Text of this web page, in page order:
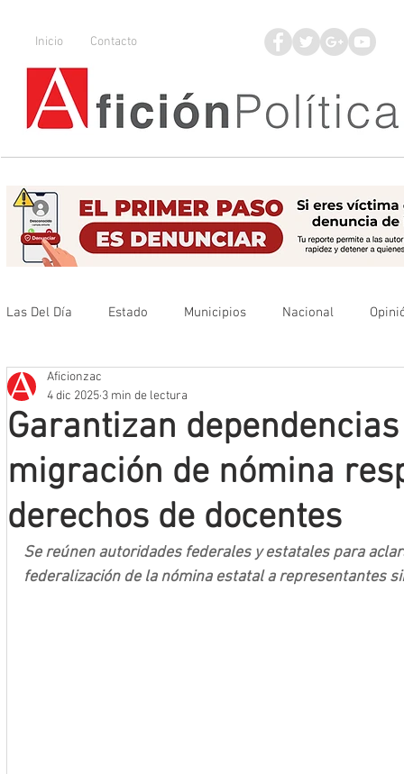
Inicio Contacto
Las Del Día Estado Municipios Nacional
Que no se olvide
Mineros LNBP
Garantizan
migración de nómina
derechos de docentes
Aficionzac
4 dic 2025 3 min de lectura
Se reúnen autoridades federales y estatales para
federalización de la nómina estatal a representantes